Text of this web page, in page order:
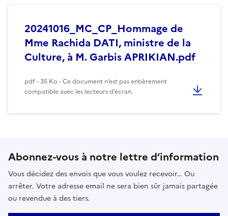
20241016_MC_CP_Hommage de
Mme Rachida DATI, ministre de la
Culture, à M. Garbis APRIKIAN.pdf
pdf - 35 Ko - Ce document n’est pas entièrement
compatible avec les lecteurs d’écran.
Abonnez-vous à notre lettre d’information
Vous décidez des envois que vous voulez recevoir… Ou
arrêter. Votre adresse email ne sera bien sûr jamais partagée
ou revendue à des tiers.